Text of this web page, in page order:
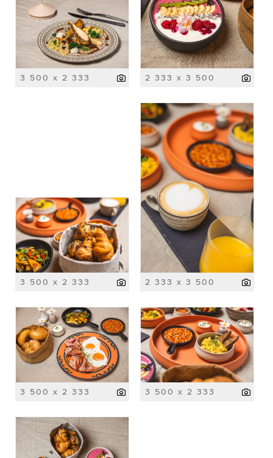
3 500 x 2 333 2 333 x 3 500
3 500 x 2 333 2 333 x 3 500
3 500 x 2 333 3 500 x 2 333